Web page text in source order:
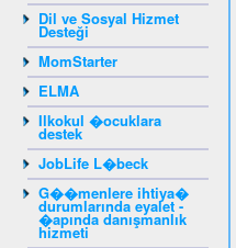
Dil ve Sosyal Hizmet
Desteği
MomStarter
ELMA
Ilkokul �ocuklara
destek
JobLife L�beck
G��menlere ihtiya�
durumlarında eyalet -
�apında danışmanlık
hizmeti